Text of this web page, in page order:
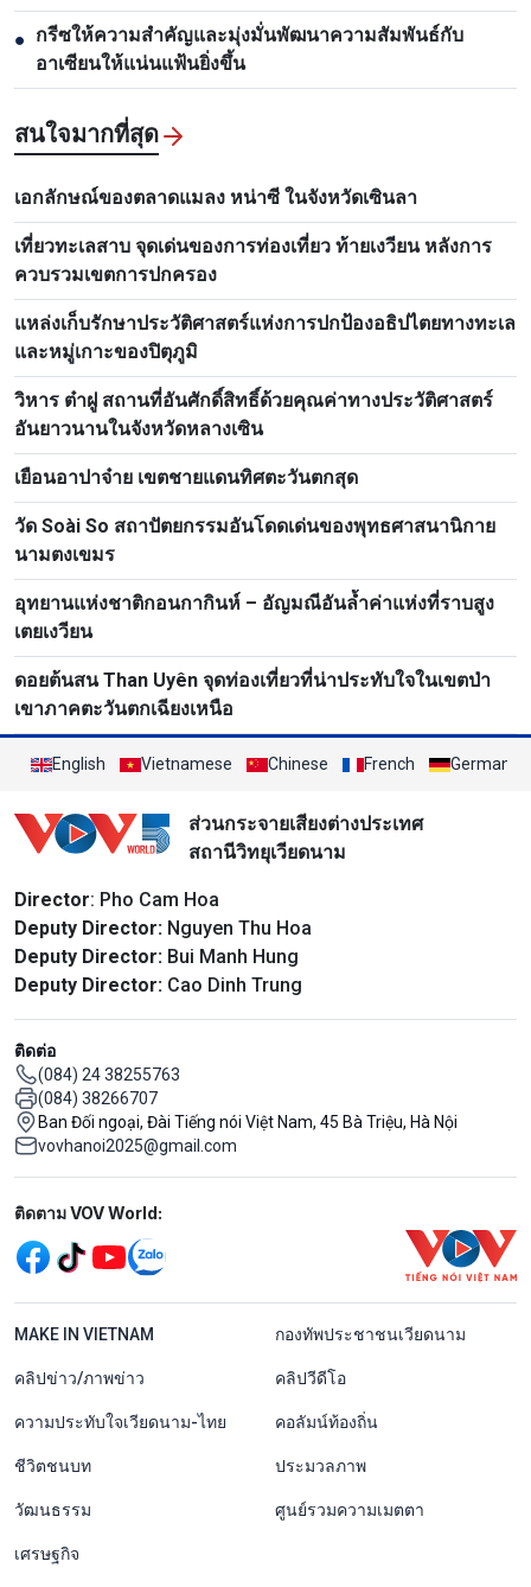
● กรีซให้ความสำคัญและมุ่งมั่นพัฒนาความสัมพันธ์กับ
อาเซียนให้แน่นแฟ้นยิ่งขึ้น
สนใจมากที่สุด
เอกลักษณ์ของตลาดแมลง หน่าซี ในจังหวัดเซินลา
เที่ยวทะเลสาบ จุดเด่นของการท่องเที่ยว ท้ายเงวียน หลังการ
ควบรวมเขตการปกครอง
แหล่งเก็บรักษาประวัติศาสตร์แห่งการปกป้องอธิปไตยทางทะเล
และหมู่เกาะของปิตุภูมิ
วิหาร ต๋าฝู สถานที่อันศักดิ์สิทธิ์ด้วยคุณค่าทางประวัติศาสตร์
อันยาวนานในจังหวัดหลางเซิน
เยือนอาปาจ๋าย เขตชายแดนทิศตะวันตกสุด
วัด Soài So สถาปัตยกรรมอันโดดเด่นของพุทธศาสนานิกาย
นามตงเขมร
อุทยานแห่งชาติกอนกากินห์ – อัญมณีอันล้ำค่าแห่งที่ราบสูง
เตยเงวียน
ดอยต้นสน Than Uyên จุดท่องเที่ยวที่น่าประทับใจในเขตป่า
เขาภาคตะวันตกเฉียงเหนือ
English Vietnamese Chinese French German
ส่วนกระจายเสียงต่างประเทศ
สถานีวิทยุเวียดนาม
Director: Pho Cam Hoa
Deputy Director: Nguyen Thu Hoa
Deputy Director: Bui Manh Hung
Deputy Director: Cao Dinh Trung
ติดต่อ
(084) 24 38255763
(084) 38266707
Ban Đối ngoại, Đài Tiếng nói Việt Nam, 45 Bà Triệu, Hà Nội
vovhanoi2025@gmail.com
Mạng xã hội
ติดตาม VOV World:
menu footer tiếng Thái
MAKE IN VIETNAM กองทัพประชาชนเวียดนาม
คลิปข่าว/ภาพข่าว คลิปวีดีโอ
ความประทับใจเวียดนาม-ไทย คอลัมน์ท้องถิ่น
ชีวิตชนบท ประมวลภาพ
วัฒนธรรม ศูนย์รวมความเมตตา
เศรษฐกิจ